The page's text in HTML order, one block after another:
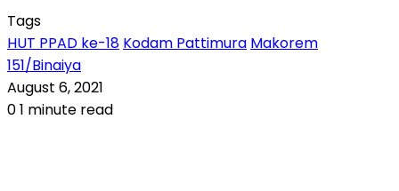
Tags
HUT PPAD ke-18 Kodam Pattimura Makorem
151/Binaiya
August 6, 2021
01 minute read